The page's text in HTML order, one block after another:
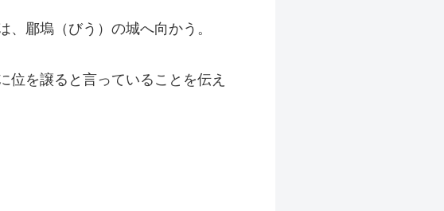
郿塢（びう）の城へ向かう。
位を譲ると言っていることを伝え